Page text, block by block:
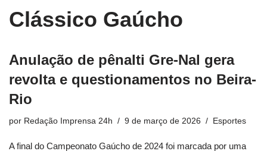
Clássico Gaúcho
Anulação de pênalti Gre-Nal gera
revolta e questionamentos no Beira-
Rio
por Redação Imprensa 24h 9 de março de 2026 Esportes
A final do Campeonato Gaúcho de 2024 foi marcada por uma